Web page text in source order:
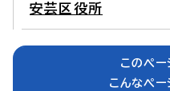
安芸区役所
このペ
こんなペ